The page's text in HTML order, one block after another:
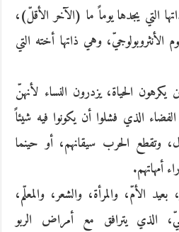
التي يجدها يوماً ما (الآخر الأقلّ)،
الأنثروبولوجيّ، وهي ذاتها أخته التي
الحياة، يزدرون النساء لأنهنّ
الذي فشلوا أن يكونوا فيه شيئاً
وتقطع الحرب سيقانهم، أو حينما
أمهاتهم.
الأمّ، والمرأة، والشعر، والمعلّم،
الذي يترافق مع أمراض الربو